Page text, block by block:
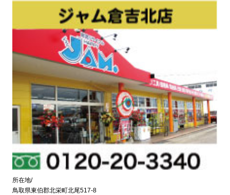
所在地/
鳥取県東伯郡北栄町北尾517-8